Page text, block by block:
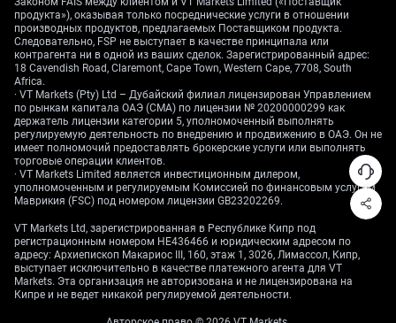
traction amid rising Treasury yields and cautious risk
sentiment. The pair’s struggle to sustain gains above
1.1700signals persistent resistance pressure, with
investors favouring the greenback ahead of upcoming
U.S. macro data releases.
From atechnical perspective, the euro remains
confined within a mild descending channel since
peaking at1.19186. The daily candles are holding just
below the5- and 10-day moving averages, signalling
weakening bullish momentum.
продукта»), оказывая только посреднические услуги в отношении
производных продуктов, предлагаемых Поставщиком продукта.
Следовательно, FSP не выступает в качестве принципала или
контрагента ни в одной из ваших сделок. Зарегистрированный адрес:
18 Cavendish Road, Claremont, Cape Town, Western Cape, 7708, South
Africa.
· VT Markets (Pty) Ltd – Дубайский филиал лицензирован Управлением
по рынкам капитала ОАЭ (CMA) по лицензии № 20200000299 как
держатель лицензии категории 5, уполномоченный выполнять
регулируемую деятельность по внедрению и продвижению в ОАЭ. Он не
имеет полномочий предоставлять брокерские услуги или выполнять
торговые операции клиентов.
· VT Markets Limited является инвестиционным дилером,
уполномоченным и регулируемым Комиссией по финансовым услугам
Маврикия (FSC) под номером лицензии GB23202269.
VT Markets Ltd, зарегистрированная в Республике Кипр под
регистрационным номером HE436466 и юридическим адресом по
адресу: Архиепископ Макариос III, 160, этаж 1, 3026, Лимассол, Кипр,
выступает исключительно в качестве платежного агента для VT
Markets. Эта организация не авторизована и не лицензирована на
Кипре и не ведет никакой регулируемой деятельности.